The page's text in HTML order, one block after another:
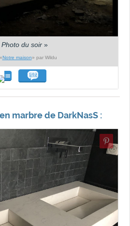
Photo du soir »
Notre maison» par Wildu
marbre de DarkNasS :